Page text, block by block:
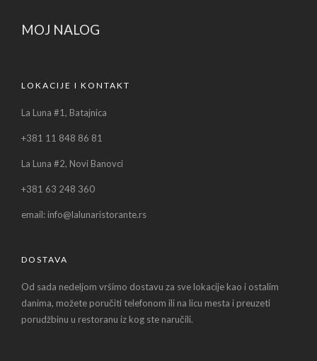
MOJ NALOG
LOKACIJE I KONTAKT
La Luna #1, Batajnica
+381 11 848 86 81
La Luna #2, Novi Banovci
+381 63 248 360
email: info@lalunaristorante.rs
DOSTAVA
Od sada nedeljom vršimo dostavu za sve lokacije kao i ostalim
danima, možete poručiti telefonom ili na licu mesta i preuzeti
porudžbinu u restoranu iz kog ste naručili.